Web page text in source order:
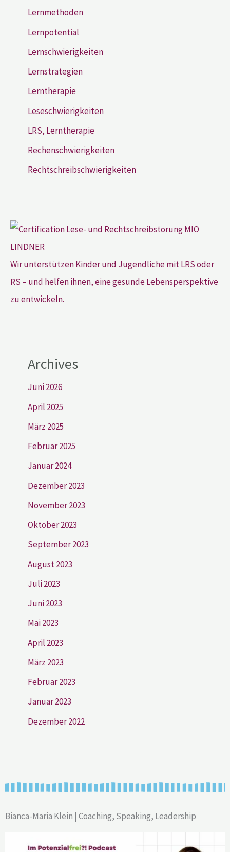
Lernmethoden
Lernpotential
Lernschwierigkeiten
Lernstrategien
Lerntherapie
Leseschwierigkeiten
LRS, Lerntherapie
Rechenschwierigkeiten
Rechtschreibschwierigkeiten
Wir unterstützen Kinder und Jugendliche mit LRS oder
RS – und helfen ihnen, eine gesunde Lebensperspektive
zu entwickeln.
Archives
Juni 2026
April 2025
März 2025
Februar 2025
Januar 2024
Dezember 2023
November 2023
Oktober 2023
September 2023
August 2023
Juli 2023
Juni 2023
Mai 2023
April 2023
März 2023
Februar 2023
Januar 2023
Dezember 2022
Bianca-Maria Klein | Coaching, Speaking, Leadership